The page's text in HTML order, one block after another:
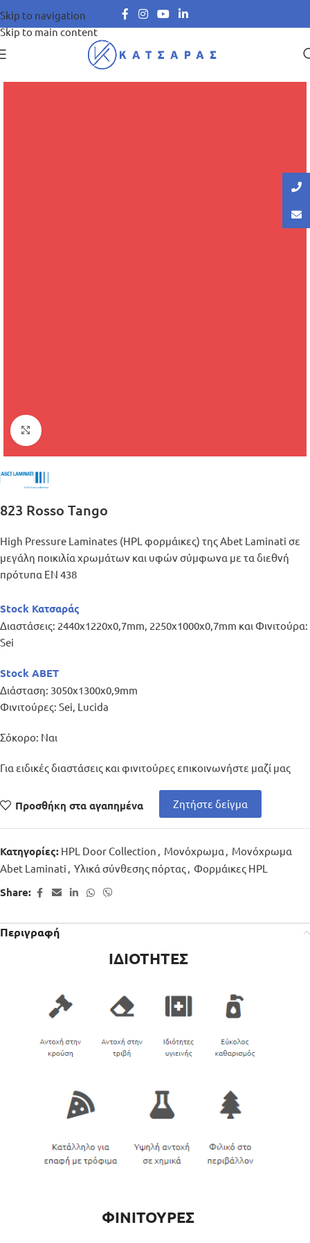
Skip to navigation
Skip to main content
Μεγέθυνση
823 Rosso Tango
High Pressure Laminates (HPL φορμάικες) της Abet Laminati σε
μεγάλη ποικιλία χρωμάτων και υφών σύμφωνα με τα διεθνή
πρότυπα ΕΝ 438
Stock Κατσαράς
Διαστάσεις: 2440x1220x0,7mm, 2250x1000x0,7mm και Φινιτούρα:
Sei
Stock ABET
Διάσταση: 3050x1300x0,9mm
Φινιτούρες: Sei, Lucida
Σόκορο: Ναι
Για ειδικές διαστάσεις και φινιτούρες επικοινωνήστε μαζί μας
Προσθήκη στα αγαπημένα Ζητήστε δείγμα
Κατηγορίες: HPL Door Collection , Μονόχρωμα , Μονόχρωμα
Abet Laminati , Υλικά σύνθεσης πόρτας, Φορμάικες HPL
Share:
Περιγραφή
ΙΔΙΟΤΗΤΕΣ
ΦΙΝΙΤΟΥΡΕΣ